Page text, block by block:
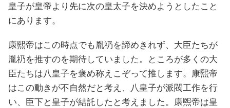
皇子が皇帝より先に次の皇太子を決めようとしたこと
にあります。
康熙帝はこの時点でも胤礽を諦めきれず、大臣たちが
胤礽を推すのを期待していました。ところが多くの大
臣たちは八皇子を褒め称えこぞって推します。康煕帝
はこの動きが不自然だと考え、八皇子が派閥工作を行
い、臣下と皇子が結託したと考えました。康煕帝は皇